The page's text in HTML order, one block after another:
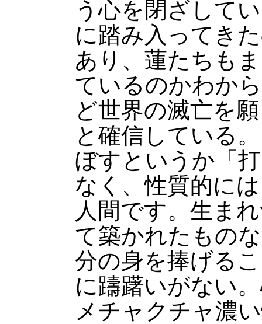
う心を閉ざして
に踏み入ってき
あり、蓮たちも
ているのかわか
ど世界の滅亡を
と確信している
ぼすというか「
なく、性質的に
人間です。生ま
て築かれたもの
分の身を捧げる
に躊躇いがない
メチャクチャ濃